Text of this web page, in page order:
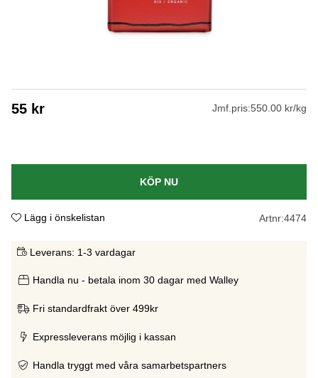
55 kr Jmf.pris:550.00 kr/kg
KÖP NU
Lägg i önskelistan Artnr:4474
Leverans: 1-3 vardagar
Handla nu - betala inom 30 dagar med Walley
Fri standardfrakt över 499kr
Expressleverans möjlig i kassan
Handla tryggt med våra samarbetspartners